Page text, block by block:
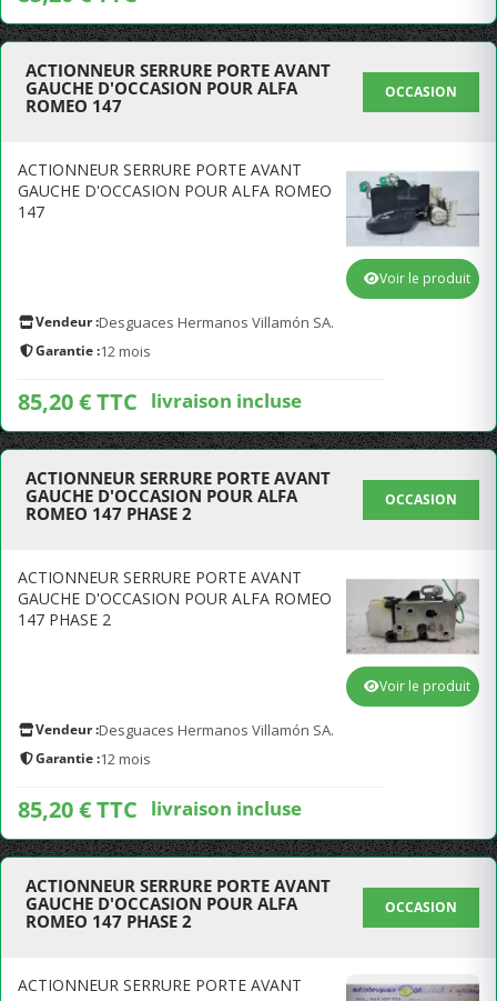
ACTIONNEUR SERRURE PORTE AVANT
GAUCHE D'OCCASION POUR ALFA
ROMEO 147
OCCASION
ACTIONNEUR SERRURE PORTE AVANT
GAUCHE D'OCCASION POUR ALFA ROMEO
147
Vendeur :Desguaces Hermanos Villamón SA.
Garantie :12 mois
85,20 € TTC livraison incluse
Voir le produit
ACTIONNEUR SERRURE PORTE AVANT
GAUCHE D'OCCASION POUR ALFA
ROMEO 147 PHASE 2
OCCASION
ACTIONNEUR SERRURE PORTE AVANT
GAUCHE D'OCCASION POUR ALFA ROMEO
147 PHASE 2
Vendeur :Desguaces Hermanos Villamón SA.
Garantie :12 mois
85,20 € TTC livraison incluse
Voir le produit
ACTIONNEUR SERRURE PORTE AVANT
GAUCHE D'OCCASION POUR ALFA
ROMEO 147 PHASE 2
OCCASION
ACTIONNEUR SERRURE PORTE AVANT